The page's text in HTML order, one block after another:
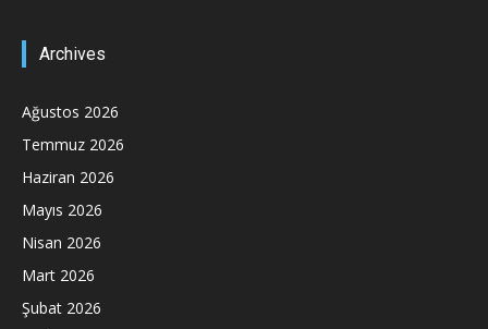
Archives
Ağustos 2026
Temmuz 2026
Haziran 2026
Mayıs 2026
Nisan 2026
Mart 2026
Şubat 2026